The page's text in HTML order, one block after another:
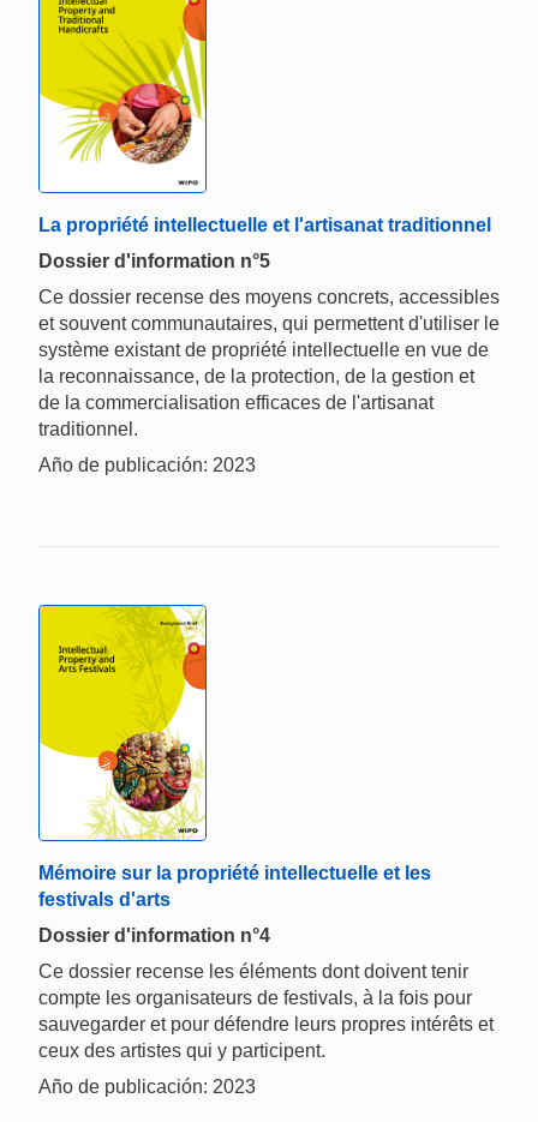
La propriété intellectuelle et l'artisanat traditionnel
Dossier d'information n°5
Ce dossier recense des moyens concrets, accessibles
et souvent communautaires, qui permettent d'utiliser le
système existant de propriété intellectuelle en vue de
la reconnaissance, de la protection, de la gestion et
de la commercialisation efficaces de l'artisanat
traditionnel.
Año de publicación: 2023
Mémoire sur la propriété intellectuelle et les
festivals d'arts
Dossier d'information n°4
Ce dossier recense les éléments dont doivent tenir
compte les organisateurs de festivals, à la fois pour
sauvegarder et pour défendre leurs propres intérêts et
ceux des artistes qui y participent.
Año de publicación: 2023